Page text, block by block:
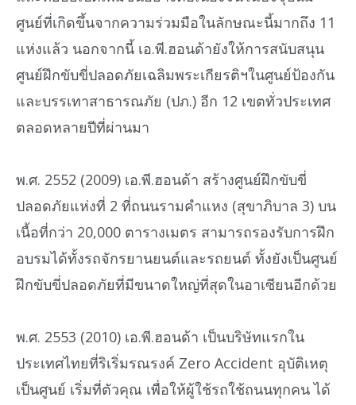
ศูนย์ที่เกิดขึ้นจากความร่วมมือในลักษณะนี้มากถึง 11
แห่งแล้ว นอกจากนี้ เอ.พี.ฮอนด้ายังให้การสนับสนุน
ศูนย์ฝึกขับขี่ปลอดภัยเฉลิมพระเกียรติฯในศูนย์ป้องกัน
และบรรเทาสาธารณภัย (ปภ.) อีก 12 เขตทั่วประเทศ
ตลอดหลายปีที่ผ่านมา
พ.ศ. 2552 (2009) เอ.พี.ฮอนด้า สร้างศูนย์ฝึกขับขี่
ปลอดภัยแห่งที่ 2 ที่ถนนรามคำแหง (สุขาภิบาล 3) บน
เนื้อที่กว่า 20,000 ตารางเมตร สามารถรองรับการฝึก
อบรมได้ทั้งรถจักรยานยนต์และรถยนต์ ทั้งยังเป็นศูนย์
ฝึกขับขี่ปลอดภัยที่มีขนาดใหญ่ที่สุดในอาเซียนอีกด้วย
พ.ศ. 2553 (2010) เอ.พี.ฮอนด้า เป็นบริษัทแรกใน
ประเทศไทยที่ริเริ่มรณรงค์ Zero Accident อุบัติเหตุ
เป็นศูนย์ เริ่มที่ตัวคุณ เพื่อให้ผู้ใช้รถใช้ถนนทุกคน ได้